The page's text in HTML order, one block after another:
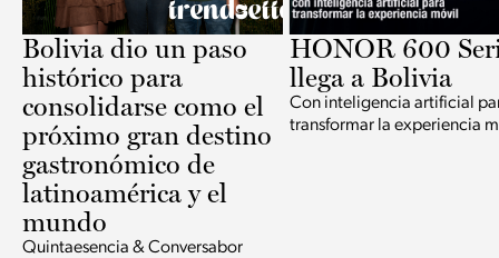
Bolivia dio un paso
histórico para
consolidarse como el
próximo gran destino
gastronómico de
latinoamérica y el
mundo
Quintaesencia & Conversabor
HONOR 600
llega a Bolivia
Con inteligencia artificial
transformar la experiencia